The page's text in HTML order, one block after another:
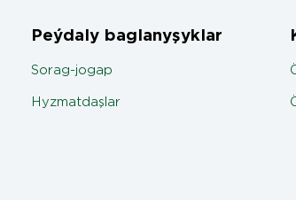
Peýdaly baglanyşyklar
Sorag-jogap
Hyzmatdaşlar